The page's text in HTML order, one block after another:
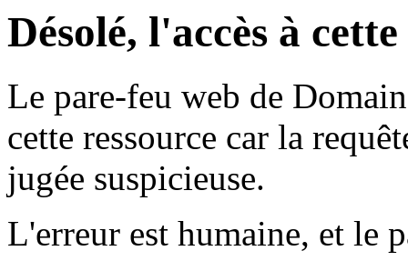
Désolé, l'accès à
Le pare-feu web de
cette ressource car la
jugée suspicieuse.
L'erreur est humaine, et le